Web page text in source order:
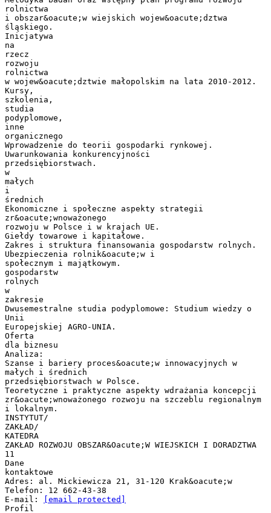
rolnictwa
i obszar&oacute;w wiejskich wojew&oacute;dztwa
śląskiego.
Inicjatywa
na
rzecz
rozwoju
rolnictwa
w wojew&oacute;dztwie małopolskim na lata 2010-2012.
Kursy,
szkolenia,
studia
podyplomowe,
inne
organicznego
Wprowadzenie do teorii gospodarki rynkowej.
Uwarunkowania konkurencyjności
przedsiębiorstwach.
w
małych
i
średnich
Ekonomiczne i społeczne aspekty strategii
zr&oacute;wnoważonego
rozwoju w Polsce i w krajach UE.
Giełdy towarowe i kapitałowe.
Zakres i struktura finansowania gospodarstw rolnych.
Ubezpieczenia rolnik&oacute;w i
społecznym i majątkowym.
gospodarstw
rolnych
w
zakresie
Dwusemestralne studia podyplomowe: Studium wiedzy o
Unii
Europejskiej AGRO-UNIA.
Oferta
dla biznesu
Analiza:
Szanse i bariery proces&oacute;w innowacyjnych w
małych i średnich
przedsiębiorstwach w Polsce.
Teoretyczne i praktyczne aspekty wdrażania koncepcji
zr&oacute;wnoważonego rozwoju na szczeblu regionalnym
i lokalnym.
INSTYTUT/
ZAKŁAD/
KATEDRA
ZAKŁAD ROZWOJU OBSZAR&Oacute;W WIEJSKICH I DORADZTWA
11
Dane
kontaktowe
Adres: al. Mickiewicza 21, 31-120 Krak&oacute;w
Telefon: 12 662-43-38
E-mail:
[email protected]
Profil